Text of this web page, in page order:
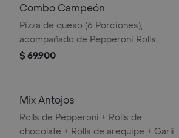
Combo Campeón
Pizza de queso (6 Porciones),
acompañado de Pepperoni Rolls,
arequipe rolls y 2 Coca Cola (400ML).
$ 69.900
Mix Antojos
Rolls de Pepperoni + Rolls de
chocolate + Rolls de arequipe + Garlic